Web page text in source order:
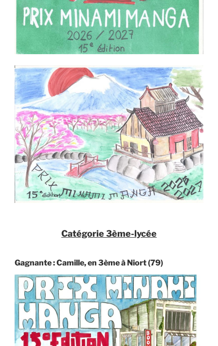
Catégorie 3ème-lycée
Gagnante : Camille, en 3ème à Niort (79)